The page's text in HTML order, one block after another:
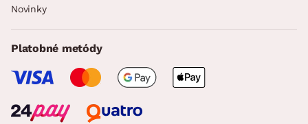
Novinky
Platobné metódy